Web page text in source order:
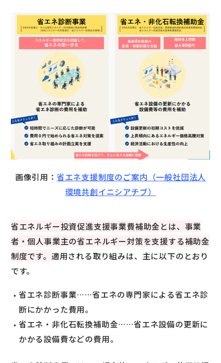
画像引用： 省エネ支援制度のご案内（一般社団法人
環境共創イニシアチブ）
省エネルギー投資促進支援事業費補助金とは、事業
者・個人事業主の省エネルギー対策を支援する補助金
制度です。 適用される取り組みは、主に以下のとおり
です。
省エネ診断事業……省エネの専門家による省エネ診
断にかかった費用。
省エネ・非化石転換補助金……省エネ設備の更新に
かかる設備費などの費用。